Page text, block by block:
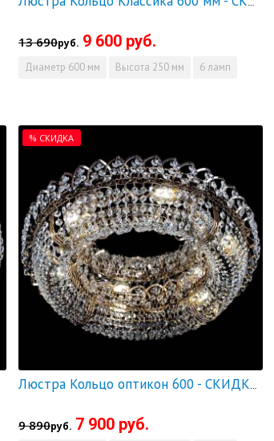
13 690руб. 9 600 руб.
Диаметр 600 мм Высота 250 мм 6 ламп
% СКИДКА
Люстра Кольцо оптикон 600 - СКИДКА!!!
9 890руб. 7 900 руб.